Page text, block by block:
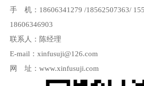
手 机：18606341279 /18562507363/
18606346903
联系人：陈经理
E-mail：xinfusuji@126.com
网 址：www.xinfusuji.com